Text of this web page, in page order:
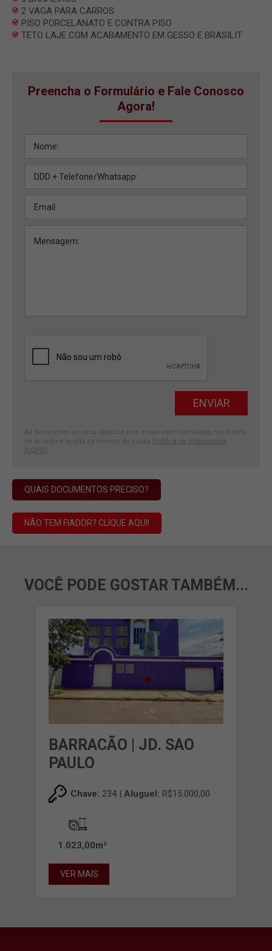
2 VAGA PARA CARROS
PISO PORCELANATO E CONTRA PISO
TETO LAJE COM ACABAMENTO EM GESSO E BRASILIT
Preencha o Formulário e Fale Conosco
Agora!
Ao preencher os seus dados e nos enviar este formulário, você está
de acordo e aceita os termos da nossa Política de Privacidade
(LGPD)
QUAIS DOCUMENTOS PRECISO?
NÃO TEM FIADOR? CLIQUE AQUI!
VOCÊ PODE GOSTAR TAMBÉM...
BARRACÃO | JD. SAO
PAULO
Chave: 234 | Aluguel: R$15.000,00
1.023,00m²
VER MAIS